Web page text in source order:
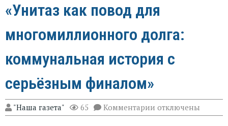
«Унитаз как повод для
многомиллионного долга:
коммунальная история с
серьёзным финалом»
"Наша газета" 65 Комментарии к
записи
отключены